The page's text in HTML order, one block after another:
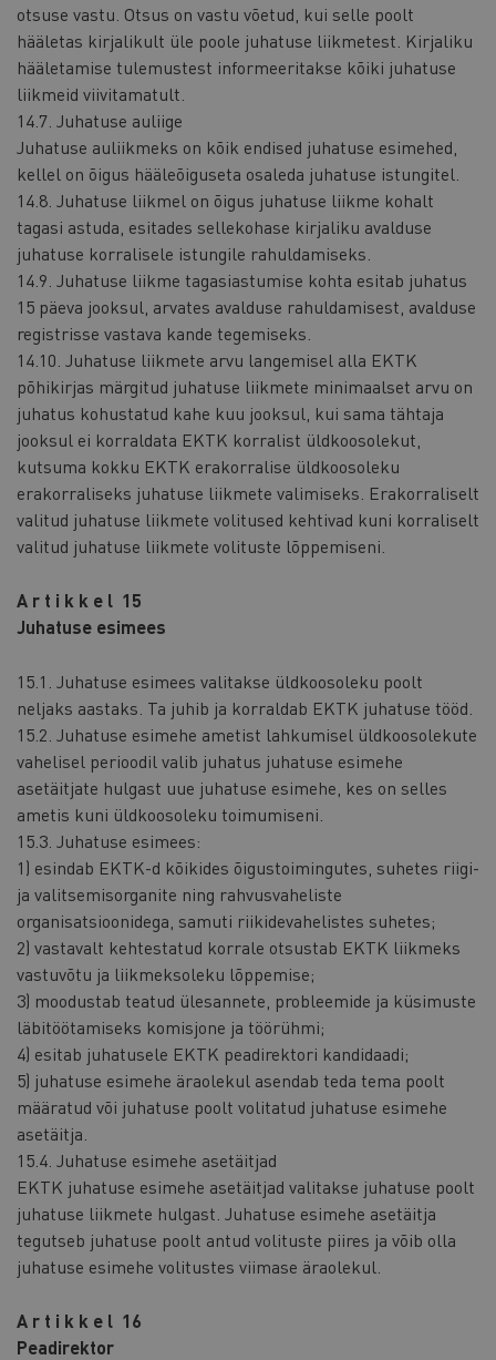
otsuse vastu. Otsus on vastu võetud, kui selle poolt
hääletas kirjalikult üle poole juhatuse liikmetest. Kirjaliku
hääletamise tulemustest informeeritakse kõiki juhatuse
liikmeid viivitamatult.
14.7. Juhatuse auliige
Juhatuse auliikmeks on kõik endised juhatuse esimehed,
kellel on õigus hääleõiguseta osaleda juhatuse istungitel.
14.8. Juhatuse liikmel on õigus juhatuse liikme kohalt
tagasi astuda, esitades sellekohase kirjaliku avalduse
juhatuse korralisele istungile rahuldamiseks.
14.9. Juhatuse liikme tagasiastumise kohta esitab juhatus
15 päeva jooksul, arvates avalduse rahuldamisest, avalduse
registrisse vastava kande tegemiseks.
14.10. Juhatuse liikmete arvu langemisel alla EKTK
põhikirjas märgitud juhatuse liikmete minimaalset arvu on
juhatus kohustatud kahe kuu jooksul, kui sama tähtaja
jooksul ei korraldata EKTK korralist üldkoosolekut,
kutsuma kokku EKTK erakorralise üldkoosoleku
erakorraliseks juhatuse liikmete valimiseks. Erakorraliselt
valitud juhatuse liikmete volitused kehtivad kuni korraliselt
valitud juhatuse liikmete volituste lõppemiseni.
A r t i k k e l 15
Juhatuse esimees
15.1. Juhatuse esimees valitakse üldkoosoleku poolt
neljaks aastaks. Ta juhib ja korraldab EKTK juhatuse tööd.
15.2. Juhatuse esimehe ametist lahkumisel üldkoosolekute
vahelisel perioodil valib juhatus juhatuse esimehe
asetäitjate hulgast uue juhatuse esimehe, kes on selles
ametis kuni üldkoosoleku toimumiseni.
15.3. Juhatuse esimees:
1) esindab EKTK-d kõikides õigustoimingutes, suhetes riigi-
ja valitsemisorganite ning rahvusvaheliste
organisatsioonidega, samuti riikidevahelistes suhetes;
2) vastavalt kehtestatud korrale otsustab EKTK liikmeks
vastuvõtu ja liikmeksoleku lõppemise;
3) moodustab teatud ülesannete, probleemide ja küsimuste
läbitöötamiseks komisjone ja töörühmi;
4) esitab juhatusele EKTK peadirektori kandidaadi;
5) juhatuse esimehe äraolekul asendab teda tema poolt
määratud või juhatuse poolt volitatud juhatuse esimehe
asetäitja.
15.4. Juhatuse esimehe asetäitjad
EKTK juhatuse esimehe asetäitjad valitakse juhatuse poolt
juhatuse liikmete hulgast. Juhatuse esimehe asetäitja
tegutseb juhatuse poolt antud volituste piires ja võib olla
juhatuse esimehe volitustes viimase äraolekul.
A r t i k k e l 16
Peadirektor